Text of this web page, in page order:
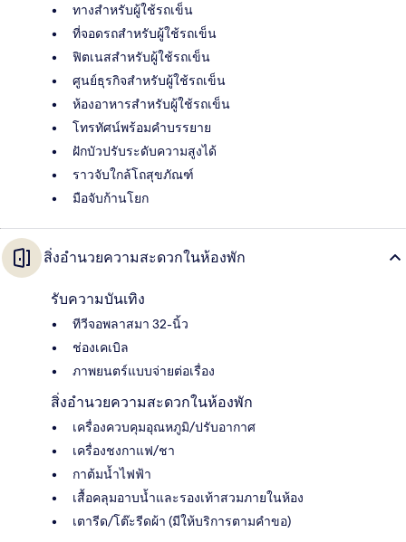
ทางสำหรับผู้ใช้รถเข็น
ที่จอดรถสำหรับผู้ใช้รถเข็น
ฟิตเนสสำหรับผู้ใช้รถเข็น
ศูนย์ธุรกิจสำหรับผู้ใช้รถเข็น
ห้องอาหารสำหรับผู้ใช้รถเข็น
โทรทัศน์พร้อมคำบรรยาย
ฝักบัวปรับระดับความสูงได้
ราวจับใกล้โถสุขภัณฑ์
มือจับก้านโยก
สิ่งอำนวยความสะดวกในห้องพัก
รับความบันเทิง
ทีวีจอพลาสมา 32-นิ้ว
ช่องเคเบิล
ภาพยนตร์แบบจ่ายต่อเรื่อง
สิ่งอำนวยความสะดวกในห้องพัก
เครื่องควบคุมอุณหภูมิ/ปรับอากาศ
เครื่องชงกาแฟ/ชา
กาต้มน้ำไฟฟ้า
เสื้อคลุมอาบน้ำและรองเท้าสวมภายในห้อง
เตารีด/โต๊ะรีดผ้า (มีให้บริการตามคำขอ)